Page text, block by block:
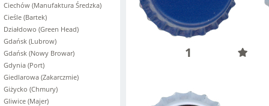
Ciechów (Manufaktura Średzka)
Cieśle (Bartek)
Działdowo (Green Head)
Gdańsk (Lubrow)
Gdańsk (Nowy Browar)
Gdynia (Port)
Giedlarowa (Zakarczmie)
Giżycko (Chmury)
Gliwice (Majer)
1